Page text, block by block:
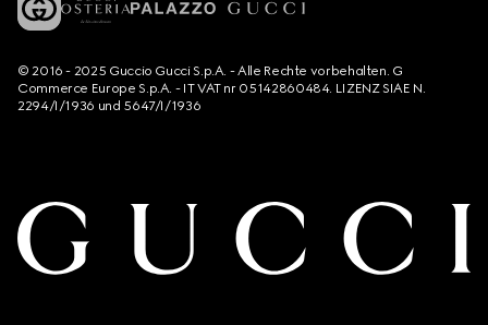
© 2016 - 2025 Guccio Gucci S.p.A. - Alle Rechte vorbehalten. G
Commerce Europe S.p.A. - IT VAT nr 05142860484. LIZENZ SIAE N.
2294/I/1936 und 5647/I/1936